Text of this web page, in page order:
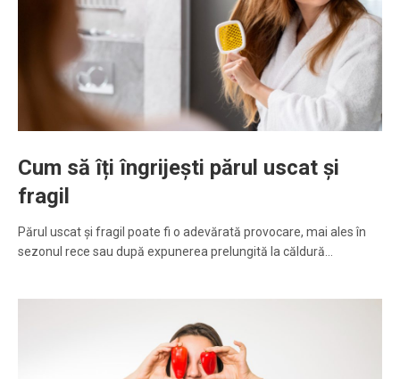
Cum să îți îngrijești părul uscat și
fragil
Părul uscat și fragil poate fi o adevărată provocare, mai ales în
sezonul rece sau după expunerea prelungită la căldură…